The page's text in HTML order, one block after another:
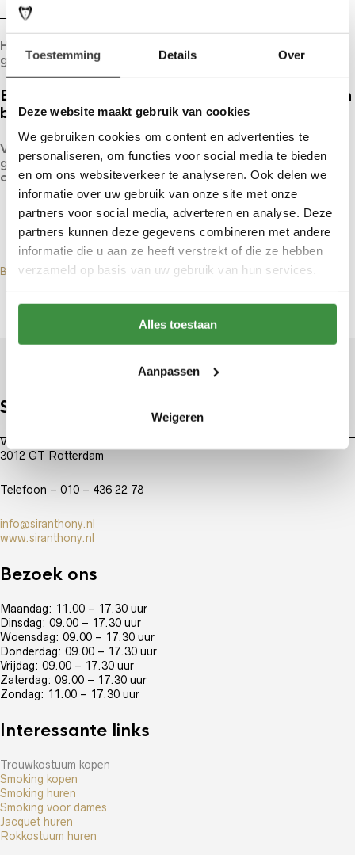
Toestemming Details Over
Deze website maakt gebruik van cookies
We gebruiken cookies om content en advertenties te
personaliseren, om functies voor social media te bieden
en om ons websiteverkeer te analyseren. Ook delen we
informatie over uw gebruik van onze site met onze
partners voor social media, adverteren en analyse. Deze
partners kunnen deze gegevens combineren met andere
informatie die u aan ze heeft verstrekt of die ze hebben
verzameld op basis van uw gebruik van hun services.
Alles toestaan
Aanpassen
Weigeren
Het is niet nodig om een afspraak te maken! Loop
gewoon binnen, wij helpen u graag!
Een Cocktailjapon is natuurlijk perfect te huren
bij Sir Anthony!
Verkoop en verhuur van avondkleding voor elke
gelegenheid. Ga naar ons fotoboek voor een uitgebreide
collectie Cocktailjapon.
BEKIJK ONZE COLLECTIE COCKTAILJAPONNEN
Sir Anthony
Van Oldenbarneveltstraat 129a
3012 GT Rotterdam
Telefoon – 010 – 436 22 78
info@siranthony.nl
www.siranthony.nl
Bezoek ons
Maandag: 11.00 – 17.30 uur
Dinsdag: 09.00 – 17.30 uur
Woensdag: 09.00 – 17.30 uur
Donderdag: 09.00 – 17.30 uur
Vrijdag: 09.00 – 17.30 uur
Zaterdag: 09.00 – 17.30 uur
Zondag: 11.00 – 17.30 uur
Interessante links
Trouwkostuum kopen
Smoking kopen
Smoking huren
Smoking voor dames
Jacquet huren
Rokkostuum huren